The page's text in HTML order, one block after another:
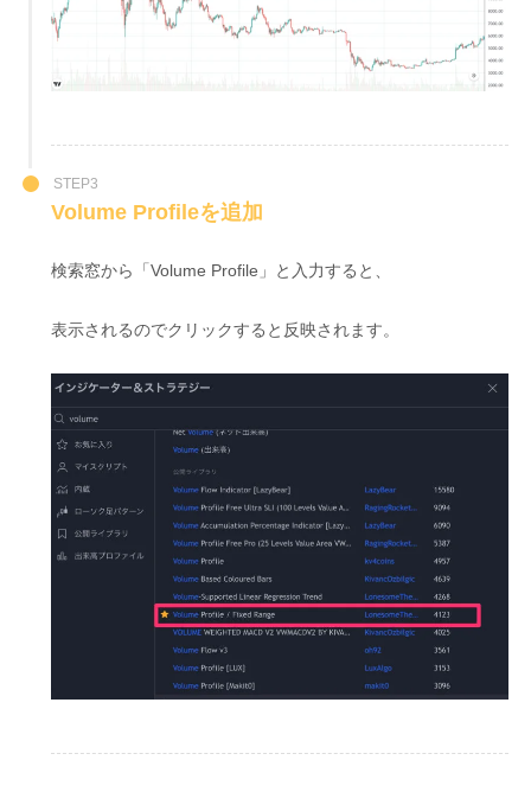
STEP3
Volume Profileを追加
検索窓から「Volume Profile」と入力すると、
表示されるのでクリックすると反映されます。